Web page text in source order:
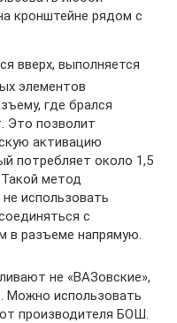
кронштейне рядом с
вверх, выполняется
элементов
где брался
Это позволит
активацию
потребляет около 1,5
метод
использовать
с
в разъеме напрямую.
не «ВАЗовские»,
Можно использовать
производителя БОШ.